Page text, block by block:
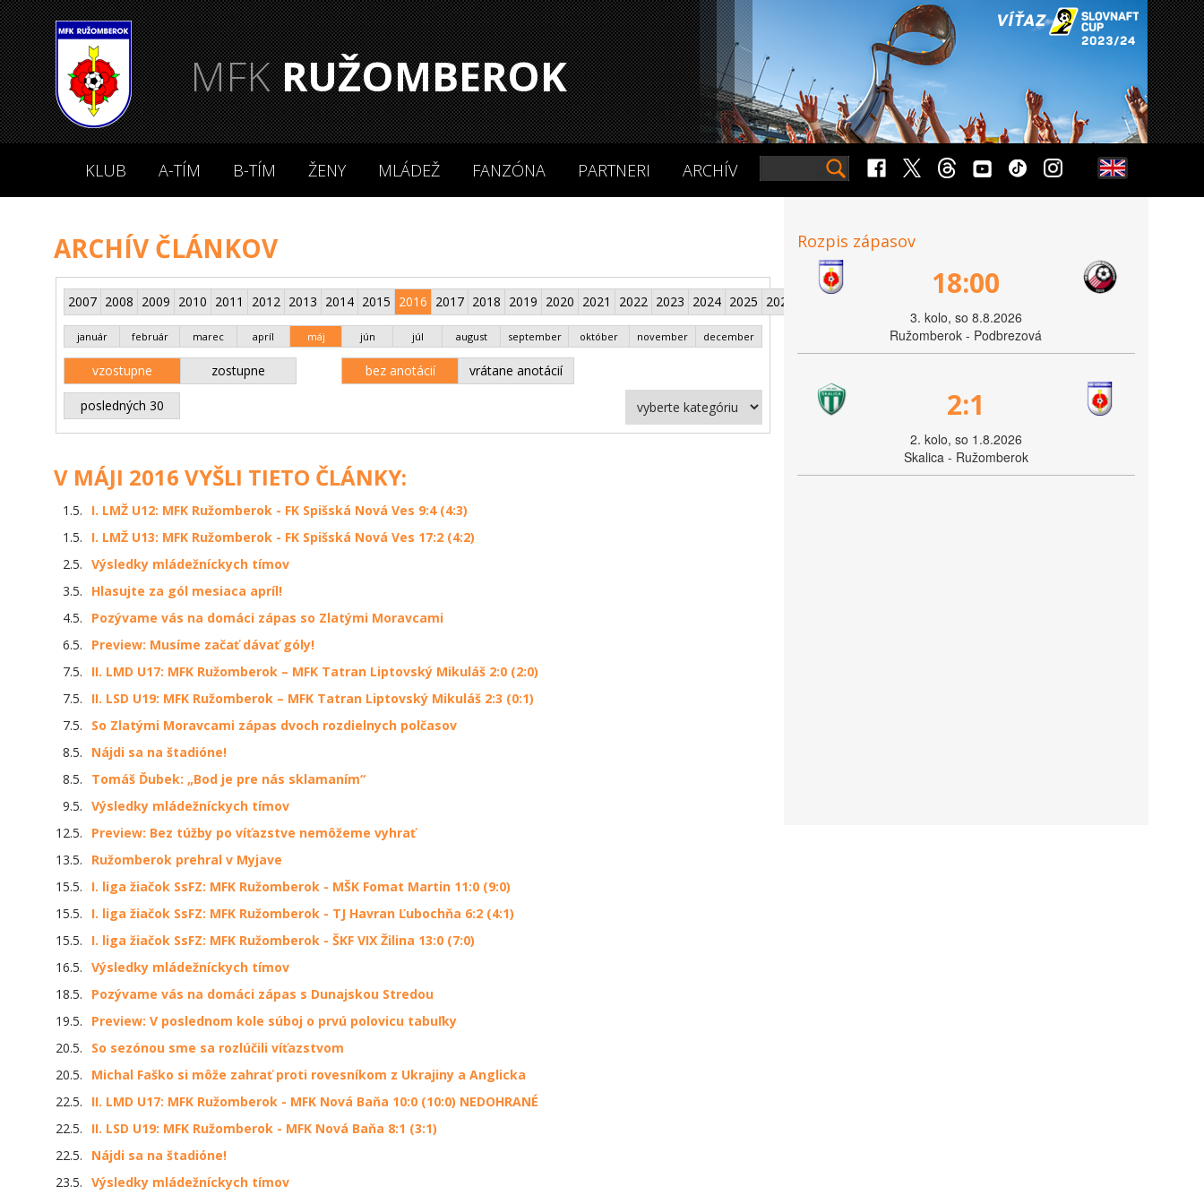
MFKRUŽOMBEROK
KLUB A-TÍM B-TÍM ŽENY MLÁDEŽ FANZÓNA PARTNERI ARCHÍV
ARCHÍV ČLÁNKOV
2007 2008 2009 2010 2011 2012 2013 2014 2015 2016 2017 2018 2019 2020 2021 2022 2023 2024 2025 2026
január február marec apríl máj jún júl august september október november december
vzostupne zostupne bez anotácií vrátane anotácií
posledných 30
V MÁJI 2016 VYŠLI TIETO ČLÁNKY:
1.5.
I. LMŽ U12: MFK Ružomberok - FK Spišská Nová Ves 9:4 (4:3)
1.5.
I. LMŽ U13: MFK Ružomberok - FK Spišská Nová Ves 17:2 (4:2)
2.5. Výsledky mládežníckych tímov
3.5.
Hlasujte za gól mesiaca apríl!
4.5.
Pozývame vás na domáci zápas so Zlatými Moravcami
6.5.
Preview: Musíme začať dávať góly!
7.5.
II. LMD U17: MFK Ružomberok – MFK Tatran Liptovský Mikuláš 2:0 (2:0)
7.5.
II. LSD U19: MFK Ružomberok – MFK Tatran Liptovský Mikuláš 2:3 (0:1)
7.5.
So Zlatými Moravcami zápas dvoch rozdielnych polčasov
8.5.
Nájdi sa na štadióne!
8.5.
Tomáš Ďubek: „Bod je pre nás sklamaním“
9.5. Výsledky mládežníckych tímov
12.5.
Preview: Bez túžby po víťazstve nemôžeme vyhrať
13.5.
Ružomberok prehral v Myjave
15.5.
I. liga žiačok SsFZ: MFK Ružomberok - MŠK Fomat Martin 11:0 (9:0)
15.5.
I. liga žiačok SsFZ: MFK Ružomberok - TJ Havran Ľubochňa 6:2 (4:1)
15.5.
I. liga žiačok SsFZ: MFK Ružomberok - ŠKF VIX Žilina 13:0 (7:0)
16.5. Výsledky mládežníckych tímov
18.5.
Pozývame vás na domáci zápas s Dunajskou Stredou
19.5.
Preview: V poslednom kole súboj o prvú polovicu tabuľky
20.5.
So sezónou sme sa rozlúčili víťazstvom
20.5.
Michal Faško si môže zahrať proti rovesníkom z Ukrajiny a Anglicka
22.5.
II. LMD U17: MFK Ružomberok - MFK Nová Baňa 10:0 (10:0) NEDOHRANÉ
22.5.
II. LSD U19: MFK Ružomberok - MFK Nová Baňa 8:1 (3:1)
22.5.
Nájdi sa na štadióne!
23.5. Výsledky mládežníckych tímov
Rozpis zápasov
18:00
3. kolo, so 8.8.2026
Ružomberok - Podbrezová
2:1
2. kolo, so 1.8.2026
Skalica - Ružomberok